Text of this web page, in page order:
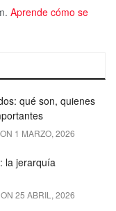
Aprende cómo se
qué son, quienes
1 MARZO, 2026
la jerarquía
25 ABRIL, 2026